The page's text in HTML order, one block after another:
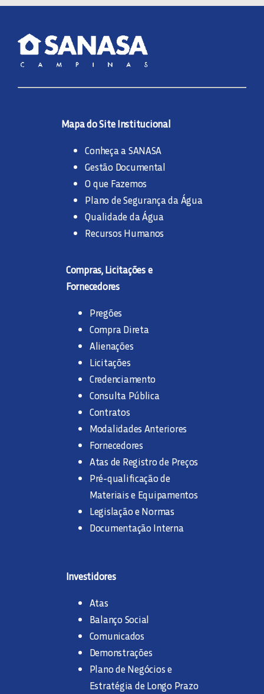
Mapa do Site Institucional
Conheça a SANASA
Gestão Documental
O que Fazemos
Plano de Segurança da Água
Qualidade da Água
Recursos Humanos
Compras, Licitações e
Fornecedores
Pregões
Compra Direta
Alienações
Licitações
Credenciamento
Consulta Pública
Contratos
Modalidades Anteriores
Fornecedores
Atas de Registro de Preços
Pré-qualificação de
Materiais e Equipamentos
Legislação e Normas
Documentação Interna
Investidores
Atas
Balanço Social
Comunicados
Demonstrações
Plano de Negócios e
Estratégia de Longo Prazo